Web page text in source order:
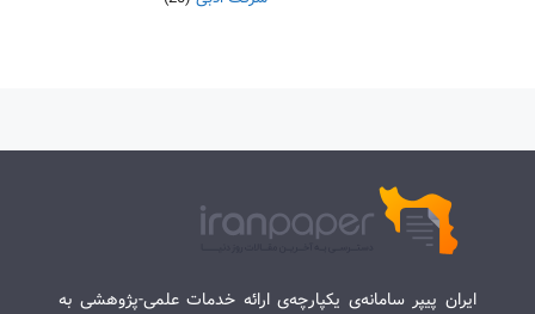
ایران پیپر سامانه‌ی یکپارچه‌ی ارائه خدمات علمی-پژوهشی به